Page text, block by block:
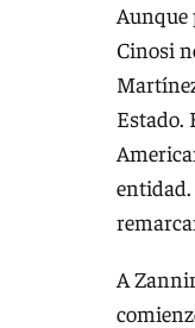
Aunque
Cinosi
Estado.
entidad.
A